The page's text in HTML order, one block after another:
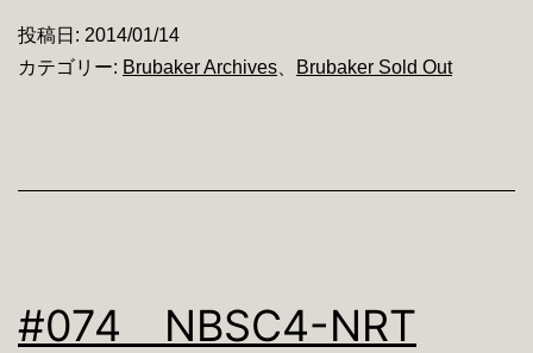
投稿日: 2014/01/14
カテゴリー: Brubaker Archives Brubaker Sold Out
#074 NBSC4-NRT